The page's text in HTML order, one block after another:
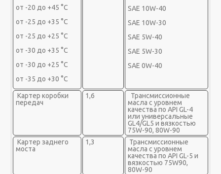
от -20 до +45 °С
от -25 до +35 °С
от -25 до +25 °С
от -30 до +35 °С
от -30 до +25 °С
от -35 до +30 °С
SAE 10W-40
SAE 10W-30
SAE 5W-40
SAE 5W-30
SAE 0W-40
Картер коробки
передач
1,6
Трансмиссионные
масла с уровнем
качества по API GL-4
или универсальные
GL4/GL5 и вязкостью
75W-90, 80W-90
Картер заднего
моста
1,3
Трансмиссионные
масла с уровнем
качества по API GL-5 и
вязкостью 75W90,
80W-90